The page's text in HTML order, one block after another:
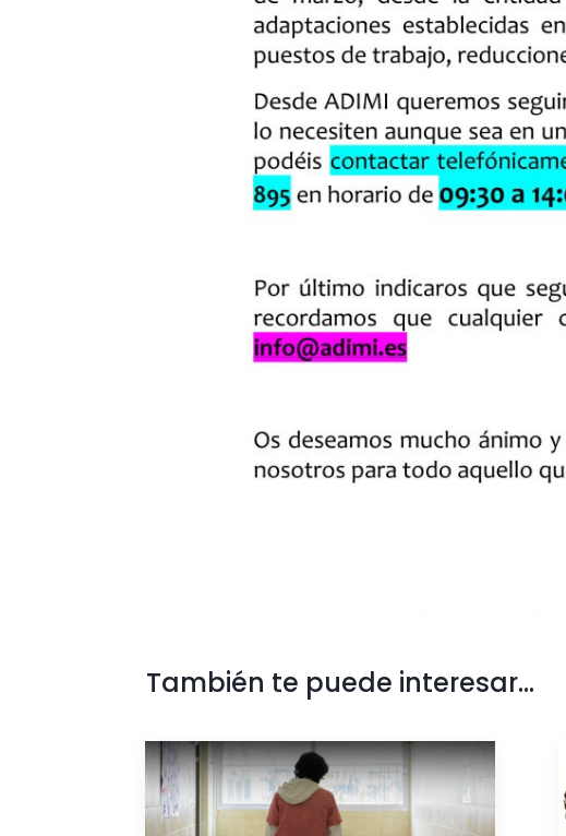
También te puede interesar…